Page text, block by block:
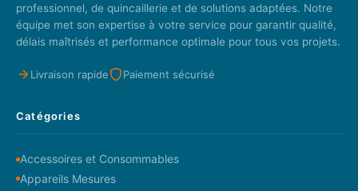
professionnel, de quincaillerie et de solutions adaptées. Notre
équipe met son expertise à votre service pour garantir qualité,
délais maîtrisés et performance optimale pour tous vos projets.
Livraison rapide Paiement sécurisé
Catégories
Accessoires et Consommables
Appareils Mesures